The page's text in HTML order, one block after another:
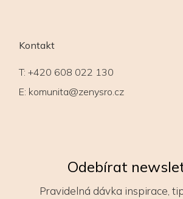
Kontakt
T: +420 608 022 130
E: komunita@zenysro.cz
Odebírat
Pravidelná dávka inspirace,